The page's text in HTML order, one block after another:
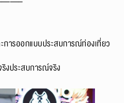
การออกแบบประสบการณ์ท่องเที่ยว
งประสบการณ์จริง